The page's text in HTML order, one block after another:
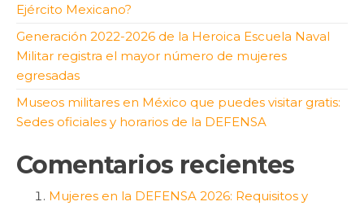
Ejército Mexicano?
Generación 2022-2026 de la Heroica Escuela Naval
Militar registra el mayor número de mujeres
egresadas
Museos militares en México que puedes visitar gratis:
Sedes oficiales y horarios de la DEFENSA
Comentarios recientes
Mujeres en la DEFENSA 2026: Requisitos y